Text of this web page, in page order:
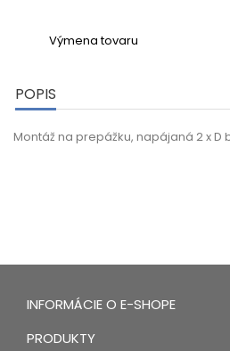
Výmena tovaru
POPIS
Montáž na prepážku, napájaná 2 x D
INFORMÁCIE O E-SHOPE
PRODUKTY